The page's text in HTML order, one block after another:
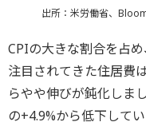
出所：米労働省、
CPIの大きな割合を占
注目されてきた住居費
らやや伸びが鈍化しま
の+4.9%から低下して